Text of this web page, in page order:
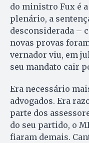
do ministro Fux é
plenário, a
desconsiderada –
novas pro­vas
vernador viu, em
seu mandato ca­ir
Era necessário
advogados. Era
parte dos
do seu partido, o
fiaram demais.